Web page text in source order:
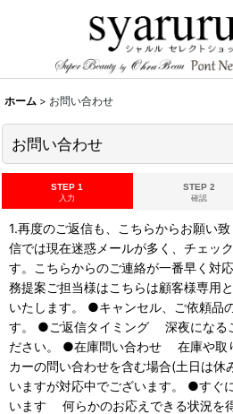
ホーム > お問い合わせ
お問い合わせ
STEP 1
入力
STEP 2
確認
1.再度のご返信も、こちらからお願い
信では現在迷惑メールが多く、チェッ
す。こちらからのご連絡が一番早く
務提案ご担当様はこちらは顧客様専用
いたします。 ●キャンセル、ご依頼
す。 ●ご返信タイミング 深夜になる
ださい。 ●在庫問い合わせ 在庫や取
カーの問い合わせを含む場合(土日は
いますが対応中でございます。 ●すぐ
います 何らかのお応えできる状況を